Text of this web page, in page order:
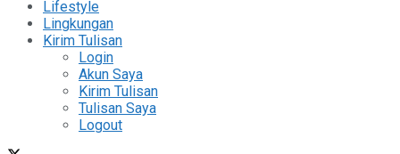
Lifestyle
Lingkungan
Kirim Tulisan
Login
Akun Saya
Kirim Tulisan
Tulisan Saya
Logout